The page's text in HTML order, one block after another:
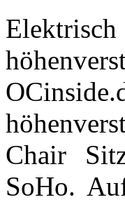
Chair
SoHo.